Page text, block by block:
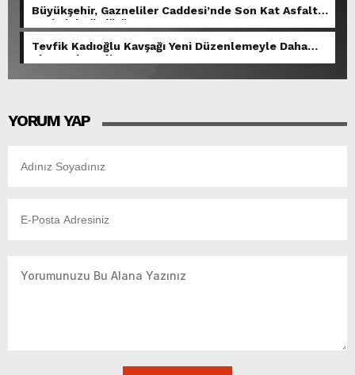
Büyükşehir, Gazneliler Caddesi’nde Son Kat Asfalt
Serimini Sürdürüyor.
Tevfik Kadıoğlu Kavşağı Yeni Düzenlemeyle Daha
Akıcı Hale Geliyor.
YORUM YAP